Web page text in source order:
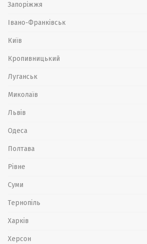
Запоріжжя
Івано-Франківськ
Київ
Кропивницький
Луганськ
Миколаїв
Львів
Одеса
Полтава
Рівне
Суми
Тернопіль
Харків
Херсон